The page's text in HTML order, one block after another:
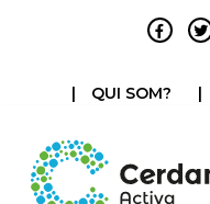
|
QUI SOM? |